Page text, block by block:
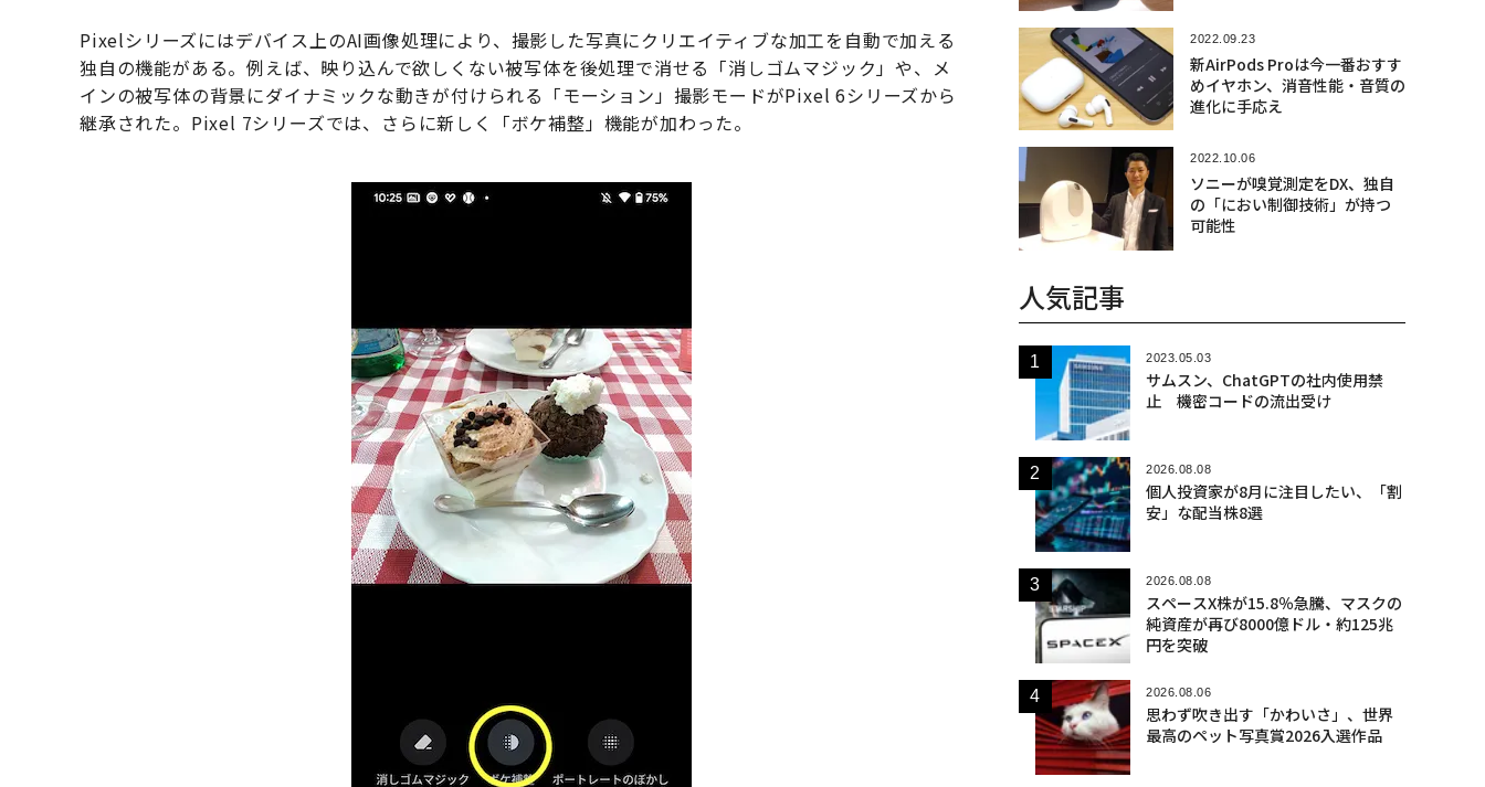
Pixelシリーズにはデバイス上のAI画像処理により、撮影した写真にクリエイティブな加工を自動で加える
独自の機能がある。例えば、映り込んで欲しくない被写体を後処理で消せる「消しゴムマジック」や、メ
インの被写体の背景にダイナミックな動きが付けられる「モーション」撮影モードがPixel 6シリーズから
継承された。Pixel 7シリーズでは、さらに新しく「ボケ補整」機能が加わった。
2022.09.23
新AirPods Proは今一番おすす
めイヤホン、消音性能・音質の
進化に手応え
2022.10.06
ソニーが嗅覚測定をDX、独自
の「におい制御技術」が持つ
可能性
人気記事
2023.05.03
サムスン、ChatGPTの社内使用禁
止 機密コードの流出受け
2026.08.08
個人投資家が8月に注目したい、「割
安」な配当株8選
2026.08.08
スペースX株が15.8％急騰、マスクの
純資産が再び8000億ドル・約125兆
円を突破
2026.08.06
思わず吹き出す「かわいさ」、世界
最高のペット写真賞2026入選作品